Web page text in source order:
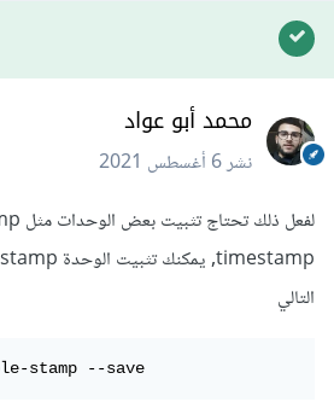
محمد أبو عواد
نشر6 أغسطس 2021
التالي
stamp --save